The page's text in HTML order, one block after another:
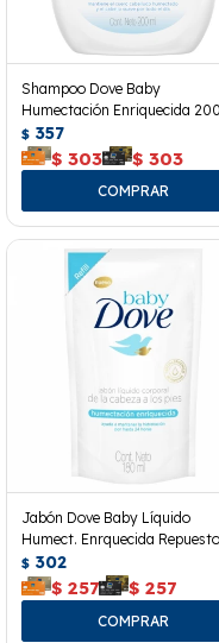
Shampoo Dove Baby
Humectación Enriquecida
$ 357
$ 303 $ 303
Jabón Dove Baby Líquido
Humect. Enrquecida Repuesto
180 Ml.
$ 302
$ 257 $ 257